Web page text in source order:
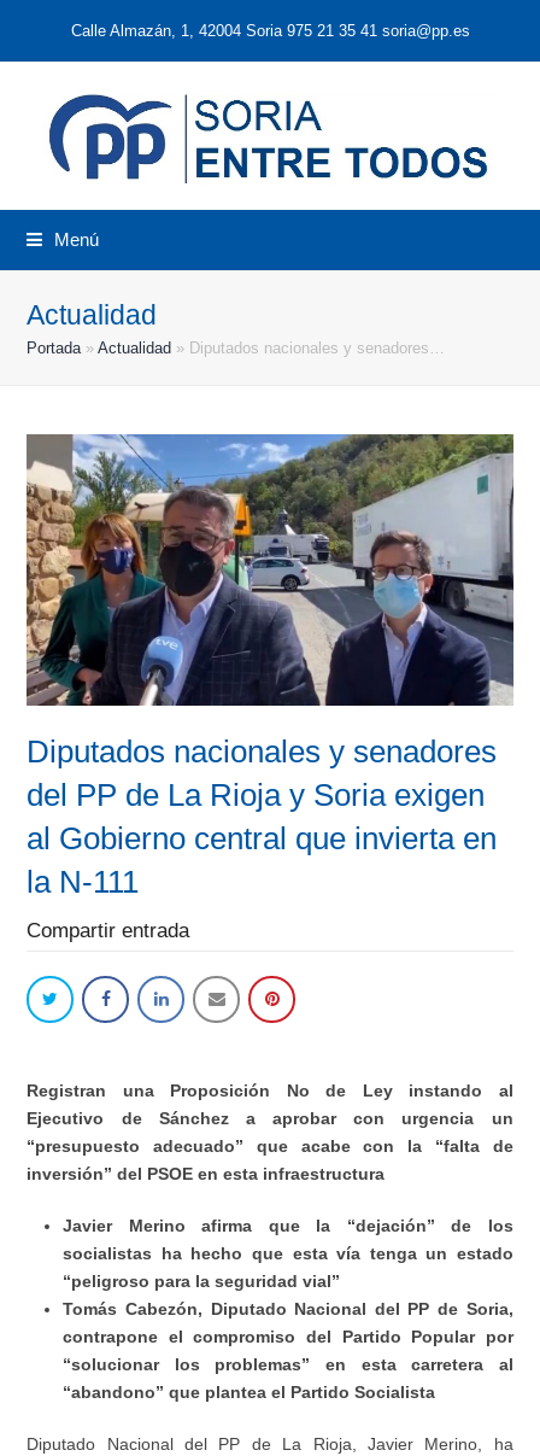
Calle Almazán, 1, 42004 Soria 975 21 35 41 soria@pp.es
Menú
Actualidad
Portada»Actualidad » Diputados nacionales y senadores…
Diputados nacionales y senadores
del PP de La Rioja y Soria exigen
al Gobierno central que invierta en
la N-111
Compartir entrada
Registran una Proposición No de Ley instando al
Ejecutivo de Sánchez a aprobar con urgencia un
“presupuesto adecuado” que acabe con la “falta de
inversión” del PSOE en esta infraestructura
Javier Merino afirma que la “dejación” de los
socialistas ha hecho que esta vía tenga un estado
“peligroso para la seguridad vial”
Tomás Cabezón, Diputado Nacional del PP de Soria,
contrapone el compromiso del Partido Popular por
“solucionar los problemas” en esta carretera al
“abandono” que plantea el Partido Socialista
Diputado Nacional del PP de La Rioja, Javier Merino, ha